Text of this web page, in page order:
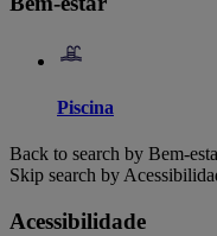
Piscina
Back to search by Bem-
Skip search by
Acessibilidade